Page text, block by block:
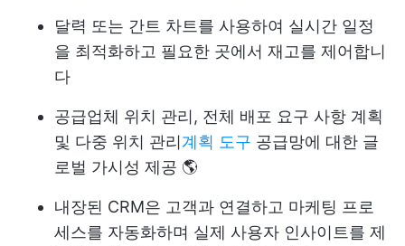
달력 또는 간트 차트를 사용하여 실시간 일정
을 최적화하고 필요한 곳에서 재고를 제어합니
다
공급업체 위치 관리, 전체 배포 요구 사항 계획
및 다중 위치 관리계획 도구 공급망에 대한 글
로벌 가시성 제공 🌎
내장된 CRM은 고객과 연결하고 마케팅 프로
세스를 자동화하며 실제 사용자 인사이트를 제